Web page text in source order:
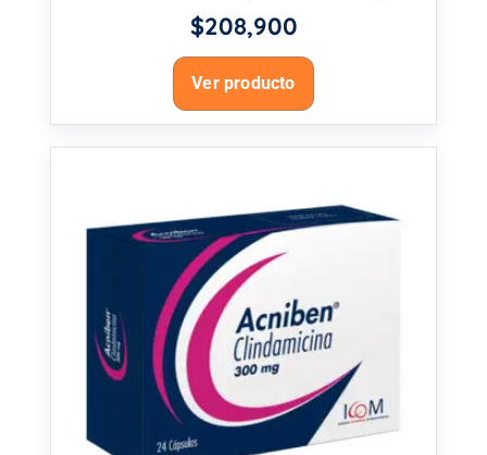
$208,900
Ver producto